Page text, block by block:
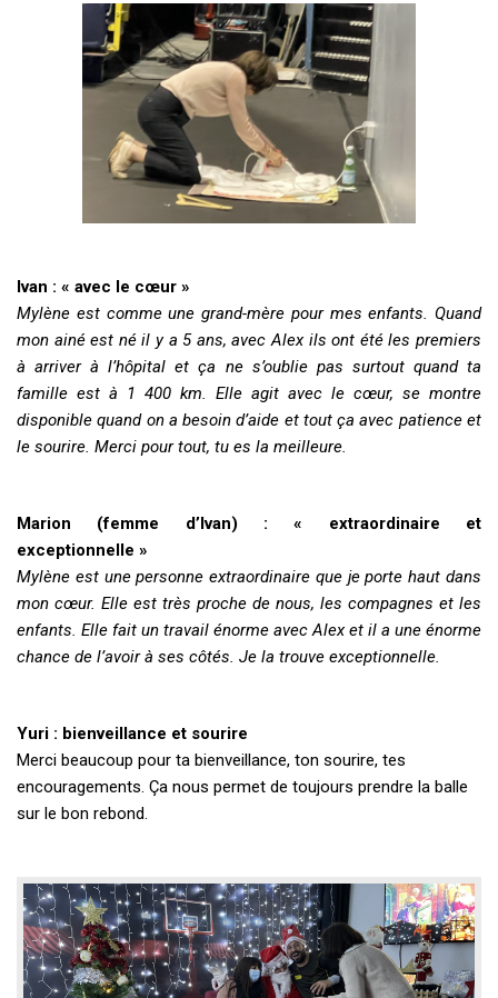
Ivan : « avec le cœur »
Mylène est comme une grand-mère pour mes enfants. Quand
mon ainé est né il y a 5 ans, avec Alex ils ont été les premiers
à arriver à l’hôpital et ça ne s’oublie pas surtout quand ta
famille est à 1 400 km. Elle agit avec le cœur, se montre
disponible quand on a besoin d’aide et tout ça avec patience et
le sourire. Merci pour tout, tu es la meilleure.
Marion (femme d’Ivan) : « extraordinaire et
exceptionnelle »
Mylène est une personne extraordinaire que je porte haut dans
mon cœur. Elle est très proche de nous, les compagnes et les
enfants. Elle fait un travail énorme avec Alex et il a une énorme
chance de l’avoir à ses côtés. Je la trouve exceptionnelle.
Yuri : bienveillance et sourire
Merci beaucoup pour ta bienveillance, ton sourire, tes
encouragements. Ça nous permet de toujours prendre la balle
sur le bon rebond.